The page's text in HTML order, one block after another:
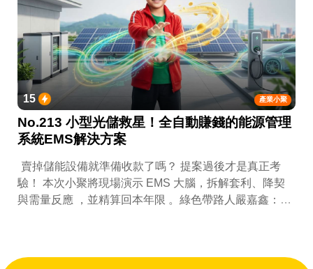
產業小聚
15
No.213 小型光儲救星！全自動賺錢的能源管理
系統EMS解決方案
賣掉儲能設備就準備收款了嗎？ 提案過後才是真正考
驗！ 本次小聚將現場演示 EMS 大腦，拆解套利、降契
與需量反應 ，並精算回本年限 。綠色帶路人嚴嘉鑫：